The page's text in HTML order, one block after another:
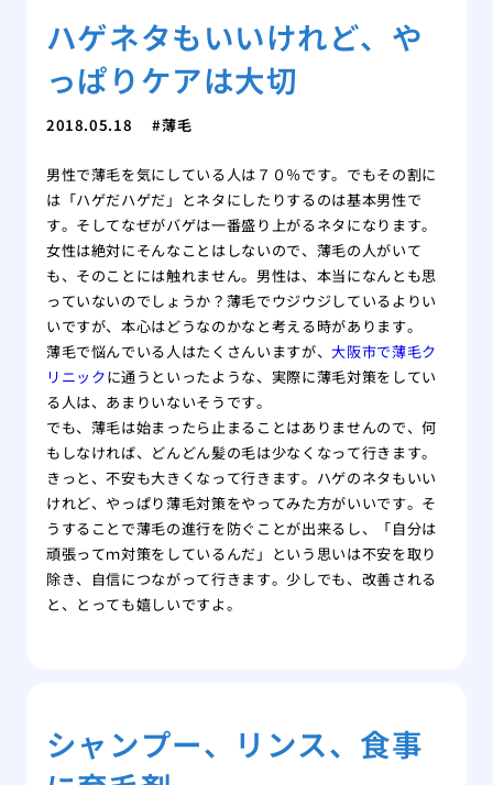
ハゲネタもいいけれど、や
っぱりケアは大切
2018.05.18 薄毛
男性で薄毛を気にしている人は７０％です。でもその割に
は「ハゲだハゲだ」とネタにしたりするのは基本男性で
す。そしてなぜがバゲは一番盛り上がるネタになります。
女性は絶対にそんなことはしないので、薄毛の人がいて
も、そのことには触れません。男性は、本当になんとも思
っていないのでしょうか？薄毛でウジウジしているよりい
いですが、本心はどうなのかなと考える時があります。
薄毛で悩んでいる人はたくさんいますが、大阪市で薄毛ク
リニックに通うといったような、実際に薄毛対策をしてい
る人は、あまりいないそうです。
でも、薄毛は始まったら止まることはありませんので、何
もしなければ、どんどん髪の毛は少なくなって行きます。
きっと、不安も大きくなって行きます。ハゲのネタもいい
けれど、やっぱり薄毛対策をやってみた方がいいです。そ
うすることで薄毛の進行を防ぐことが出来るし、「自分は
頑張ってｍ対策をしているんだ」という思いは不安を取り
除き、自信につながって行きます。少しでも、改善される
と、とっても嬉しいですよ。
シャンプー、リンス、食事